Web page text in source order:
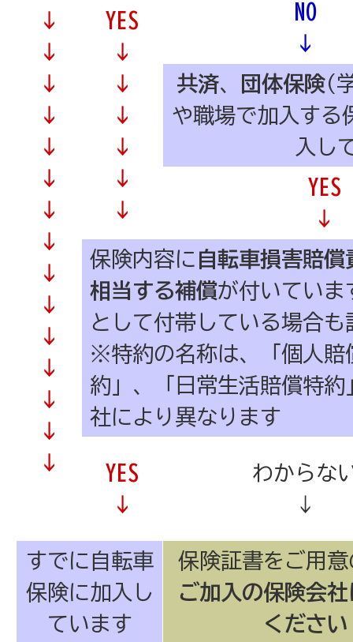
↓
↓
↓
↓
↓
↓
↓
↓
↓
↓
↓
↓
↓
↓
↓
YES
↓
↓
↓
↓
↓
↓
NO
↓
共済、 団体保険(
や職場で加入する
入し
YES
↓
保険内容に 自転車損害賠
相当する補償が付いてい
として付帯している場合
※特約の名称は、「個人賠
約」、「日常生活賠償特約
社により異なります
YES
↓
わからな
↓
すでに自転車
保険に加入し
ています
保険証書をご用
ご加入の保険会
ください